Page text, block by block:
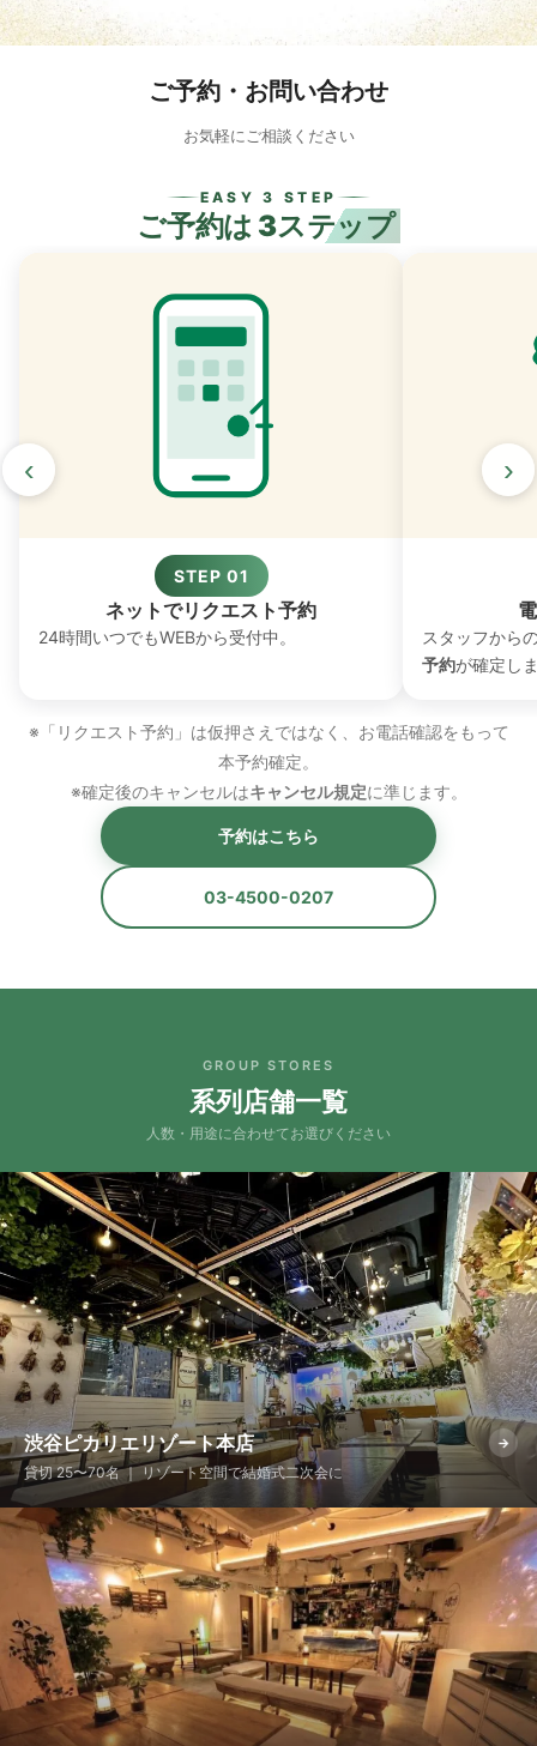
ご予約・お問い合わせ
お気軽にご相談ください
EASY 3 STEP
ご予約は 3ステップ
STEP 01
ネットでリクエスト予約
24時間いつでもWEBから受付中。
スタッフから
予約が確定し
‹ ›
※「リクエスト予約」は仮押さえではなく、お電話確認をもって
本予約確定。
※確定後のキャンセルはキャンセル規定に準じます。
予約はこちら
03-4500-0207
GROUP STORES
系列店舗一覧
人数・用途に合わせてお選びください
渋谷ピカリエリゾート本店 →
貸切 25〜70名 ｜ リゾート空間で結婚式二次会に